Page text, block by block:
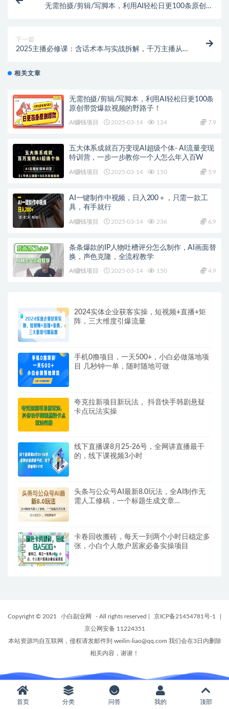
无需拍摄/剪辑/写脚本，利用AI轻松日更100条原创带
下一篇
2025主播必修课：含话术本与实战拆解，千万主播从新
相关文章
无需拍摄/剪辑/写脚本，利用AI轻松日更100条
原创带货爆款视频的野路子！
AI赚钱项目 2025-03-14 124 7.9
五大体系成就百万变现AI超级个体- AI流量变现
特训营，一步一步教你一个人怎么年入百W
AI赚钱项目 2025-03-14 150 5.9
AI一键制作中视频，日入200＋，只需一款工
具，有手就行
AI赚钱项目 2025-03-14 236 6.9
条条爆款的IP人物吐槽评分怎么制作，AI画面替
换，声色克隆，全流程教学
AI赚钱项目 2025-03-14 150 4.9
2024实体企业获客实操，短视频+直播+矩
阵，三大维度引爆流量
手机0撸项目，一天500+，小白必做落地项
目 几秒钟一单，随时随地可做
夸克拉新项目新玩法， 抖音快手韩剧悬疑
卡点玩法实操
线下直播课8月25-26号，全网讲直播最干
的，线下课视频3小时
头条与公众号AI最新8.0玩法，全AI制作无
需人工修稿，一个标题生成文章…
卡卷回收搬砖，每天一到两个小时日稳定多
张，小白个人散户居家必备实操项目
Copyright © 2021 小白副业网 - All rights reserved 京ICP备21454781号-1
京公网安备 11224351
本站资源均自互联网，侵权请发邮件到 weilin-liao@qq.com 我们会在3日内删除
相关内容，谢谢！
首页 分类 问答 我的 顶部